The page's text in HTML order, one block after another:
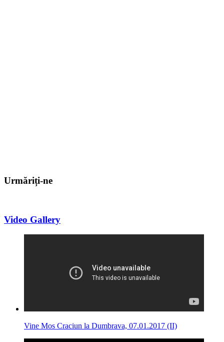
Urmăriți-ne
Video Gallery
Vine Mos Craciun la Dumbrava, 07.01.2017 (II)